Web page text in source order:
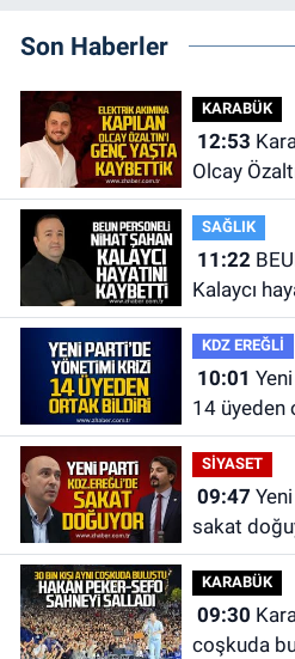
Son Haberler
KARABÜK
12:53
Olcay
kapılarak
SAĞLIK
11:22BEUN personeli Nihat Şahan
Kalaycı
KDZ EREĞLİ
10:01
14 üyeden
SİYASET
09:47
sakat
KARABÜK
09:30
coşkuda